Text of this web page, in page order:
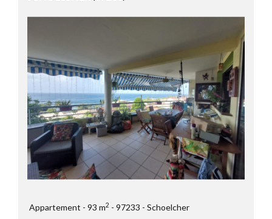
Appartement 93 m2 97233 Schoelcher